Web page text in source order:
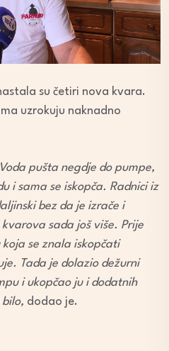
su četiri nova kvara.
uzrokuju naknadno
pušta negdje do pumpe,
i sama se iskopča. Radnici iz
bez da je izrače i
sada još više. Prije
se znala iskopčati
Tada je dolazio dežurni
i ukopčao ju i dodatnih
dodao je.